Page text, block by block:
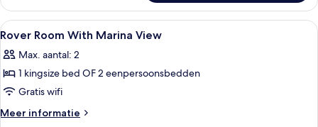
Room,
Staycation
Alle
foto's
voor
Rover
Room
With
Hotelkamer met een groot bed, een
4
Rover Room With Marina View
Max. aantal: 2
1 kingsize bed OF 2 eenpersoonsbedden
Gratis wifi
Meer informatie
Meer